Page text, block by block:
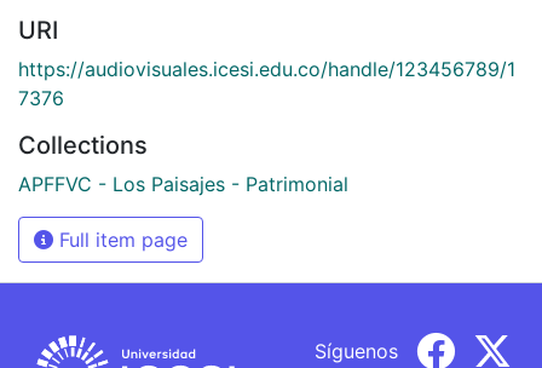
URI
https://audiovisuales.icesi.edu.co/handle/123456789/1
7376
Collections
APFFVC - Los Paisajes - Patrimonial
Full item page
Síguenos